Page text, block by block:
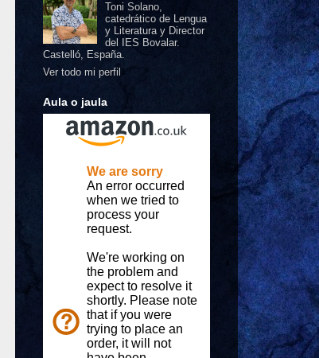
Toni Solano,
catedrático de Lengua
y Literatura y Director
del IES Bovalar.
Castelló, España.
Ver todo mi perfil
Aula o jaula